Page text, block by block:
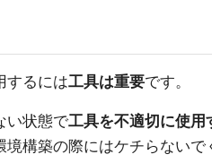
するには工具は重要です。
い状態で工具を不適切に使用
境構築の際にはケチらないで